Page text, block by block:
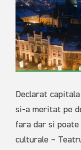
Declarat
si-a meritat pe
fara dar si
culturale –